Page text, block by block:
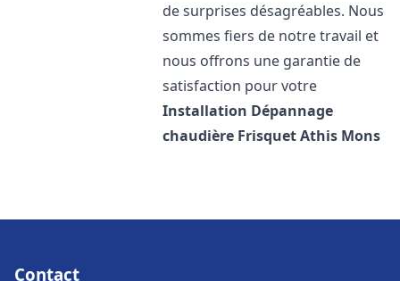
de surprises désagréables. Nous
sommes fiers de notre travail et
nous offrons une garantie de
satisfaction pour votre
Installation Dépannage
chaudière FrisquetAthis Mons
Contact